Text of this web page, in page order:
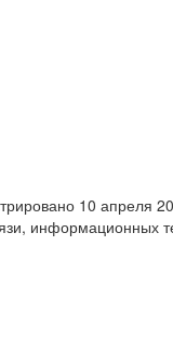
10 апреля
информационных